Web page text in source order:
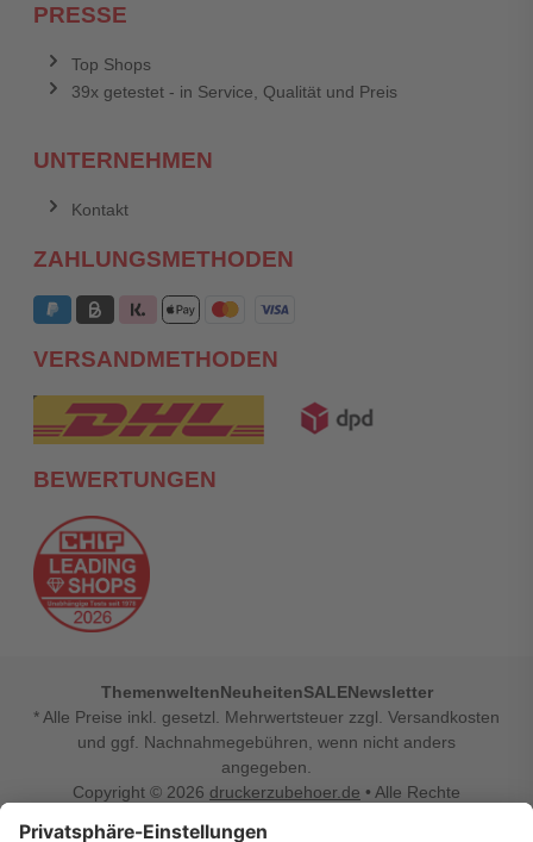
PRESSE
Top Shops
39x getestet - in Service, Qualität und Preis
UNTERNEHMEN
Kontakt
ZAHLUNGSMETHODEN
VERSANDMETHODEN
BEWERTUNGEN
ThemenweltenNeuheitenSALENewsletter
* Alle Preise inkl. gesetzl. Mehrwertsteuer zzgl. Versandkosten
und ggf. Nachnahmegebühren, wenn nicht anders
angegeben.
Copyright © 2026 druckerzubehoer.de • Alle Rechte